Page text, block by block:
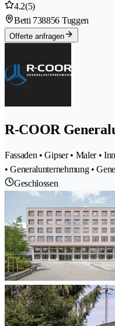
4.2(5)
Betti 738856 Tuggen
Offerte anfragen
R-COOR
Fassaden • Gipser • Maler •
• Generalunternehmung •
Geschlossen